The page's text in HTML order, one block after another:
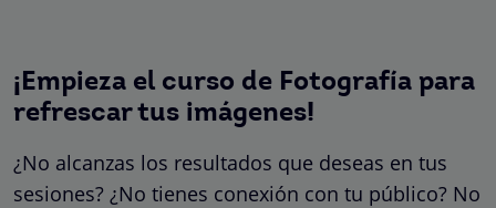
¡Empieza el curso de Fotografía para
refrescar tus imágenes!
¿No alcanzas los resultados que deseas en tus
sesiones? ¿No tienes conexión con tu público? No